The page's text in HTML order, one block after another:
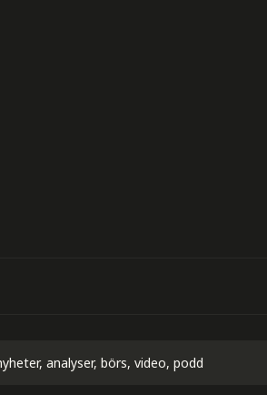
analyser, börs, video, podd